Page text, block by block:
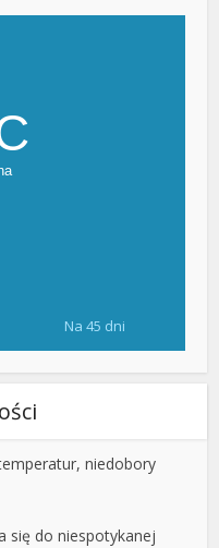
Na 45 dni
niedobory
się do niespotykanej